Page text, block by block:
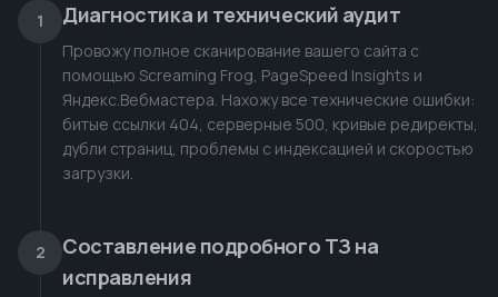
1 Диагностика и технический аудит
Провожу полное сканирование вашего сайта с
помощью Screaming Frog, PageSpeed Insights и
Яндекс.Вебмастера. Нахожу все технические ошибки:
битые ссылки 404, серверные 500, кривые редиректы,
дубли страниц, проблемы с индексацией и скоростью
загрузки.
2
Составление подробного ТЗ на
исправления